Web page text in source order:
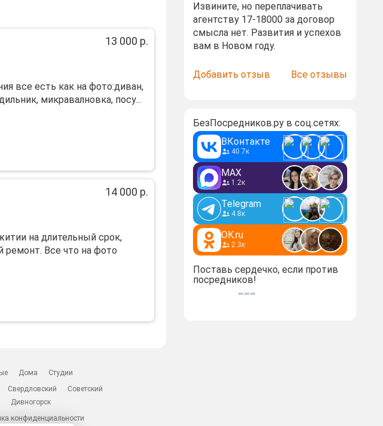
13 000 р.
все есть как на фото:диван,
микравалновка, посу...
14 000 р.
на длительный срок,
ремонт. Все что на фото
Извините, но переплачивать
агентству 17-18000 за договор
смысла нет. Развития и успехов
вам в Новом году.
Добавить отзыв Все отзывы
БезПосредников.ру в соц.сетях:
ВКонтакте
40.7к
MAX
1.2к
Telegram
4.8к
OK.ru
2.3к
Поставь сердечко, если против
посредников!
Дома
Студии
Свердловский
Советский
Дивногорск
конфиденциальности